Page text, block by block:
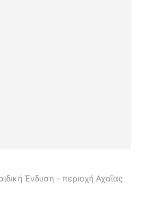
Ένδυση - περιοχή Αχαΐας